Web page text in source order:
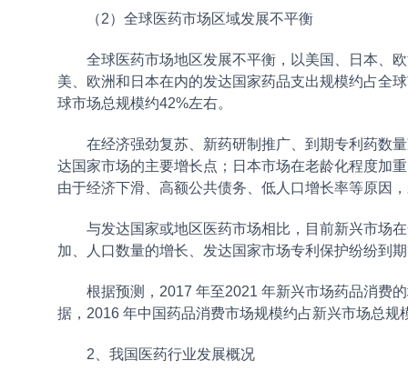
（2）全球医药市场区域发展不平衡
全球医药市场地区发展不平衡，以美国、日本、
美、欧洲和日本在内的发达国家药品支出规模约占全
球市场总规模约42%左右。
在经济强劲复苏、新药研制推广、到期专利药数
达国家市场的主要增长点；日本市场在老龄化程度加
由于经济下滑、高额公共债务、低人口增长率等原因
与发达国家或地区医药市场相比，目前新兴市场
加、人口数量的增长、发达国家市场专利保护纷纷到
根据预测，2017 年至2021 年新兴市场药品消费
据，2016 年中国药品消费市场规模约占新兴市场总
2、我国医药行业发展概况